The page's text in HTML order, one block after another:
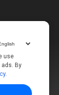
use
By
.